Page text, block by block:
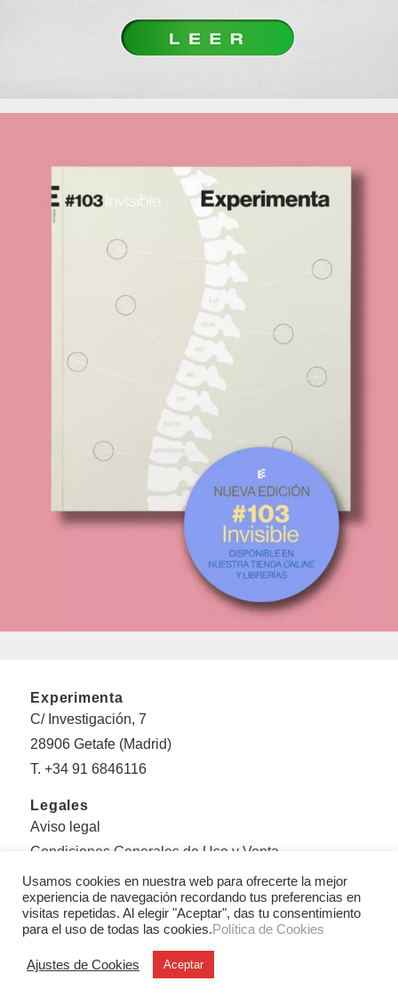
Experimenta
C/ Investigación, 7
28906 Getafe (Madrid)
T. +34 91 6846116
Legales
Aviso legal
Condiciones Generales de Uso y Venta
Politica de privacidad
Política de cookies
Sobre Experimenta
Editorial Experimenta
Usamos cookies en nuestra web para ofrecerte la mejor
experiencia de navegación recordando tus preferencias en
visitas repetidas. Al elegir "Aceptar", das tu consentimiento
para el uso de todas las cookies.Política de Cookies
Ajustes de Cookies Aceptar